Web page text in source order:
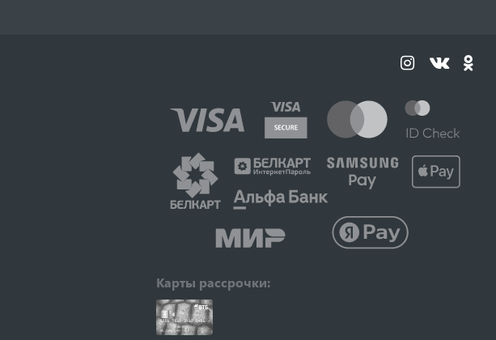
Карты рассрочки: